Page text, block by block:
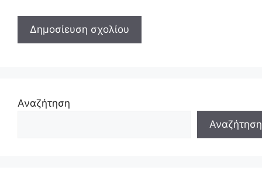
Αναζήτηση
Αναζήτηση